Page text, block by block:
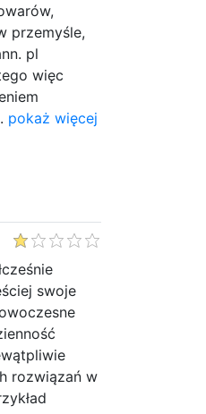
przemyśle,
pl
więc
pokaż więcej
swoje
rozwiązań w